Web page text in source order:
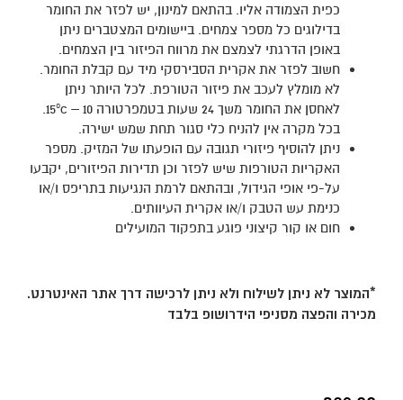
כפית הצמודה אליו. בהתאם למינון, יש לפזר את החומר
בדילוגים כל מספר צמחים. ביישומים המצטברים ניתן
באופן הדרגתי לצמצם את מרווח הפיזור בין הצמחים.
חשוב לפזר את אקרית הסבירסקי מיד עם קבלת החומר.
לא מומלץ לעכב את פיזור הטורפת. לכל היותר ניתן
לאחסן את החומר משך 24 שעות בטמפרטורה 10 – 15ºc.
בכל מקרה אין להניח כלי סגור תחת שמש ישירה.
ניתן להוסיף פיזורי תגובה עם הופעתו של המזיק. מספר
האקריות הטורפות שיש לפזר וכן תדירות הפיזורים, יקבעו
על-פי אופי הגידול, ובהתאם לרמת הנגיעות בתריפס ו/או
כנימת עש הטבק ו/או אקרית העיוותים.
חום או קור קיצוני פוגע בתפקוד המועילים
*המוצר לא ניתן לשילוח ולא ניתן לרכישה דרך אתר האינטרנט.
מכירה והפצה מסניפי הידרושופ בלבד